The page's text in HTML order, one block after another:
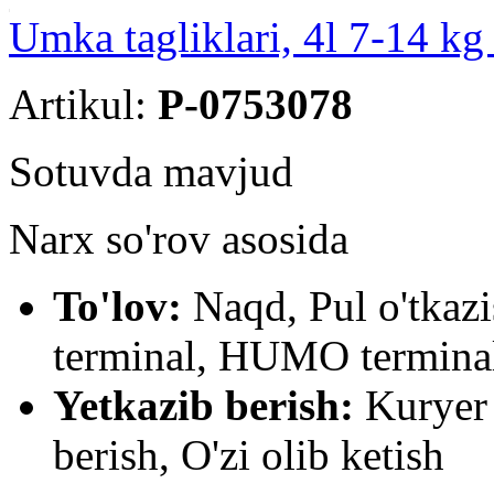
Umka tagliklari, 4l 7-14 kg
Artikul: P-0753078
Sotuvda mavjud
Narx so'rov asosida
To'lov: Naqd, Pul
terminal, HUMO
Yetkazib berish:
berish, O'zi olib ketish